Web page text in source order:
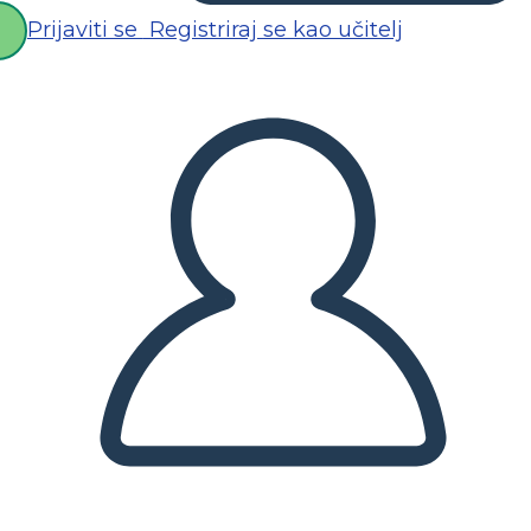
Prijaviti se Registriraj se kao učitelj